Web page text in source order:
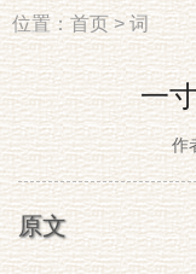
位置：首页>词
一
作
原文